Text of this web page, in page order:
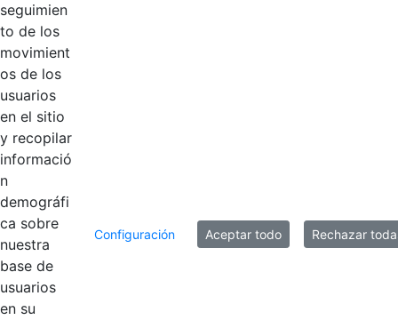
Productos
AÑADIR COMENTARIOS
seguimien
to de los
movimient
os de los
usuarios
en el sitio
y recopilar
informació
n
demográfi
ca sobre
nuestra
base de
usuarios
en su
Configuración Aceptar todo Rechazar